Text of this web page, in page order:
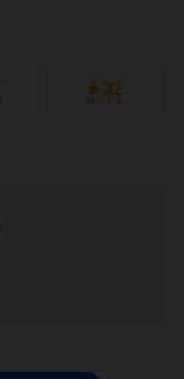
32
持ってる